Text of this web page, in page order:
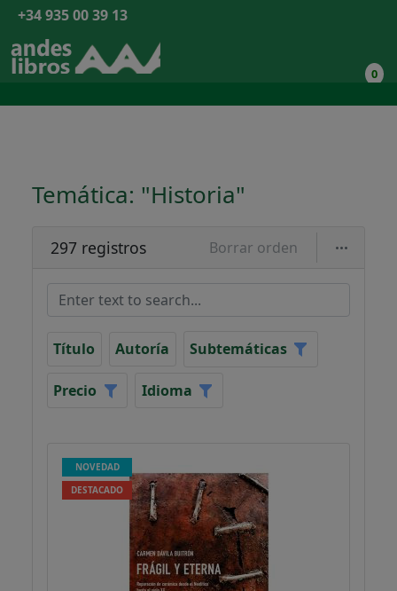
+34 935 00 39 13
0
Temática: "Historia"
297 registros Borrar orden
Título Autoría Subtemáticas
Precio Idioma
NOVEDAD
DESTACADO